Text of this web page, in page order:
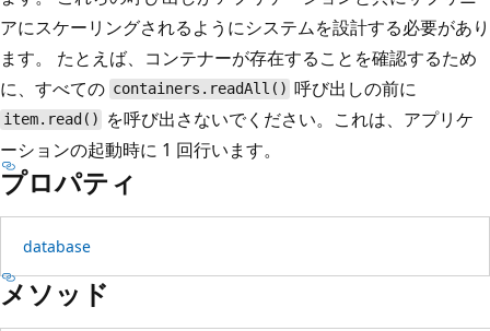
アにスケーリングされるようにシステムを設計する必要があり
ます。 たとえば、コンテナーが存在することを確認するため
に、すべての containers.readAll() 呼び出しの前に
item.read()
を呼び出さないでください。これは、アプリケ
ーションの起動時に 1 回行います。
プロパティ
database
メソッド